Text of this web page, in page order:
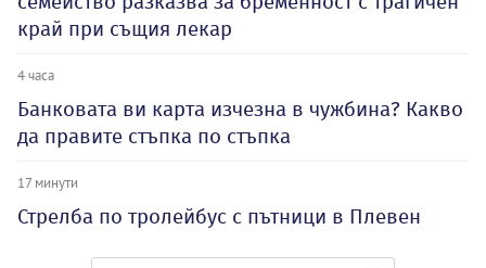
край при същия лекар
4 часа
Банковата ви карта изчезна в чужбина? Какво
да правите стъпка по стъпка
17 минути
Стрелба по тролейбус с пътници в Плевен